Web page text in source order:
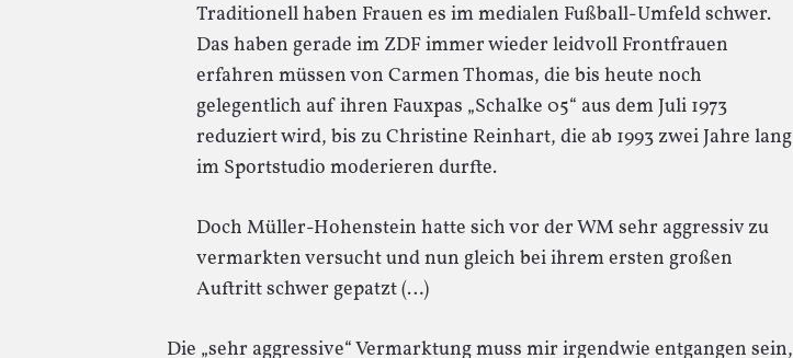
Traditionell haben Frauen es im medialen Fußball-Umfeld schwer.
Das haben gerade im ZDF immer wieder leidvoll Frontfrauen
erfahren müssen von Carmen Thomas, die bis heute noch
gelegentlich auf ihren Fauxpas „Schalke 05“ aus dem Juli 1973
reduziert wird, bis zu Christine Reinhart, die ab 1993 zwei Jahre lang
im Sportstudio moderieren durfte.
Doch Müller-Hohenstein hatte sich vor der WM sehr aggressiv zu
vermarkten versucht und nun gleich bei ihrem ersten großen
Auftritt schwer gepatzt (…)
Die „sehr aggressive“ Vermarktung muss mir irgendwie entgangen sein,